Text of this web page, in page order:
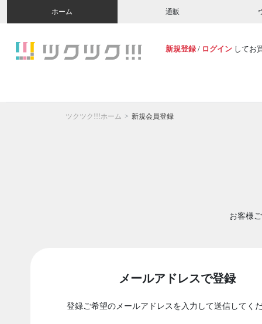
ホーム 通販
新規登録 / ログイン してお
ツクツク!!!ホーム 新規会員登録
お客様
メールアドレスで登録
登録ご希望のメールアドレスを入力して送信してく